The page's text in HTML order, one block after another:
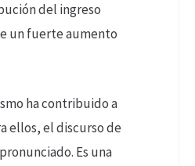
del ingreso
un fuerte aumento
ha contribuido a
ellos, el discurso de
Es una